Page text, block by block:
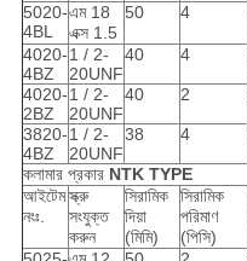
5020-
4BL
এম 18
এক্স 1.5
50 4
4020-
4BZ
1 / 2-
20UNF
40 4
4020-
2BZ
1 / 2-
20UNF
40 2
3820-
4BZ
1 / 2-
20UNF
38 4
কলামার প্রকার NTK TYPE
আইটেম
নংঃ.
স্ক্রু
সংযুক্ত
করুন
সিরামিক
দিয়া
(মিমি)
সিরামিক
পরিমাণ
(পিসি)